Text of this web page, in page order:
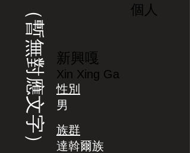
（暫無對應文字） 個人
新興嘎
Xin Xing Ga
性別
男
族群
達斡爾族